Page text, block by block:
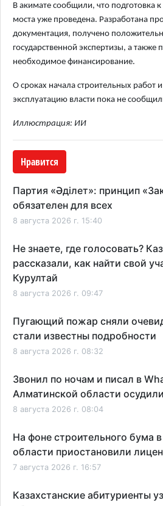
В акимате сообщили, что подготовка к
моста уже проведена. Разработана
документация, получено
государственной экспертизы, а также
необходимое финансирование.
О сроках начала строительных работ
эксплуатацию власти пока не
Иллюстрация: ИИ
Нравится
Партия «Әділет»: принцип
обязателен для всех
8 августа 2026 г. 15:40
Не знаете, где голосовать?
рассказали, как найти свой
Курултай
8 августа 2026 г. 09:47
Пугающий пожар сняли
стали известны подробности
8 августа 2026 г. 08:32
Звонил по ночам и писал в
Алматинской области
8 августа 2026 г. 08:04
На фоне строительного бума
области приостановили
7 августа 2026 г. 16:57
Казахстанские абитуриенты